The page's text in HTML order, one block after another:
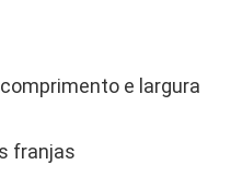
e largura
franjas